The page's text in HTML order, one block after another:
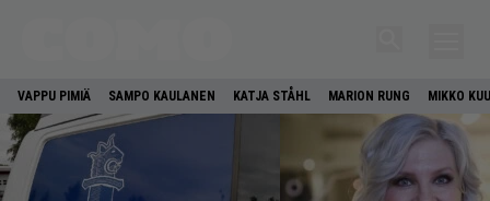
VAPPU PIMIÄ SAMPO KAULANEN KATJA STÅHL MARION RUNG MIKKO